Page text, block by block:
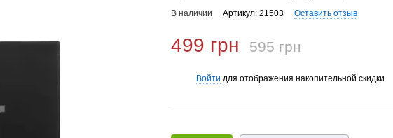
В наличии Артикул: 21503 Оставить отзыв
499 грн 595 грн
Войти для отображения накопительной скидки